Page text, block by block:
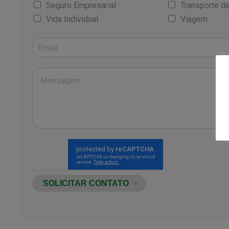
Seguro Empresarial
Transporte
Vida Individual
Viagem
SOLICITAR CONTATO